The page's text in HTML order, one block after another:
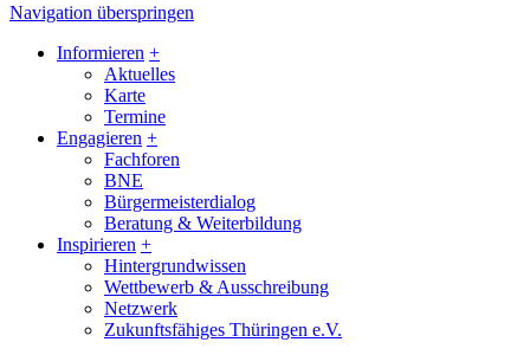
Navigation überspringen
Informieren +
Aktuelles
Karte
Termine
Engagieren +
Fachforen
BNE
Bürgermeisterdialog
Beratung & Weiterbildung
Inspirieren +
Hintergrundwissen
Wettbewerb & Ausschreibung
Netzwerk
Zukunftsfähiges Thüringen e.V.